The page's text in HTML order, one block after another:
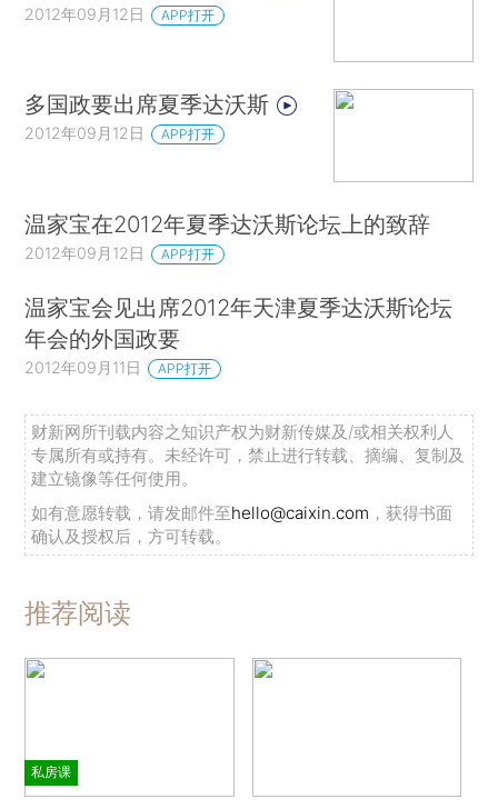
2012年09月12日 APP打开
多国政要出席夏季达沃斯
2012年09月12日 APP打开
温家宝在2012年夏季达沃斯论坛上的致辞
2012年09月12日 APP打开
温家宝会见出席2012年天津夏季达沃斯论坛
年会的外国政要
2012年09月11日 APP打开
财新网所刊载内容之知识产权为财新传媒及/或相关权利人
专属所有或持有。未经许可，禁止进行转载、摘编、复制及
建立镜像等任何使用。
如有意愿转载，请发邮件至hello@caixin.com ，获得书面
确认及授权后，方可转载。
推荐阅读
私房课